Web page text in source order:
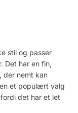
stil og passer
Det har en fin,
der nemt kan
et populært valg
det har et let